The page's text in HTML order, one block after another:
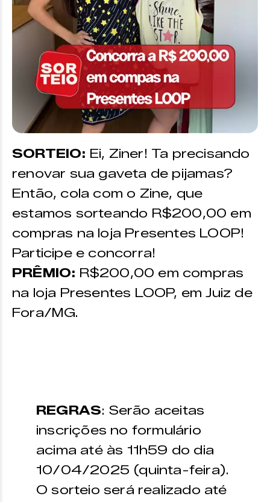
SORTEIO: Ei, Ziner! Ta precisando
renovar sua gaveta de pijamas?
Então, cola com o Zine, que
estamos sorteando R$200,00 em
compras na loja Presentes LOOP!
Participe e concorra!
PRÊMIO: R$200,00 em compras
na loja Presentes LOOP, em Juiz de
Fora/MG.
REGRAS: Serão aceitas
inscrições no formulário
acima até às 11h59 do dia
10/04/2025 (quinta-feira).
O sorteio será realizado até